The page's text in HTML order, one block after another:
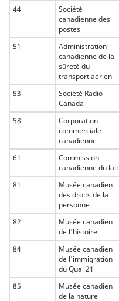
44
Société
canadienne des
postes
51
Administration
canadienne de la
sûreté du
transport aérien
53
Société Radio-
Canada
58
Corporation
commerciale
canadienne
61
Commission
canadienne du lait
81
Musée canadien
des droits de la
personne
82
Musée canadien
de l'histoire
84
Musée canadien
de l'immigration
du Quai 21
85
Musée canadien
de la nature